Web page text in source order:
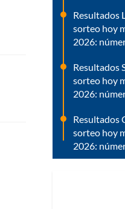
Resultados
sorteo hoy
2026:
Resultados
sorteo hoy
2026:
Resultados
sorteo hoy
2026: